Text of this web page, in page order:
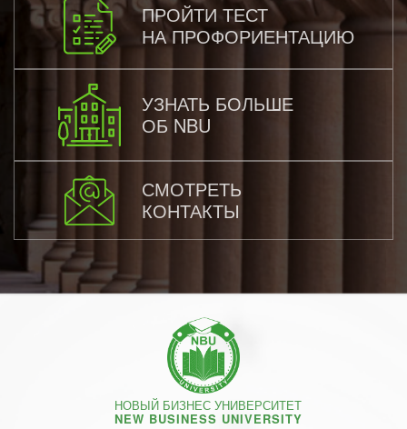
ПРОЙТИ ТЕСТ
НА ПРОФОРИЕНТАЦИЮ
УЗНАТЬ БОЛЬШЕ
ОБ NBU
СМОТРЕТЬ
КОНТАКТЫ
НОВЫЙ БИЗНЕС УНИВЕРСИТЕТ
NEW BUSINESS UNIVERSITY